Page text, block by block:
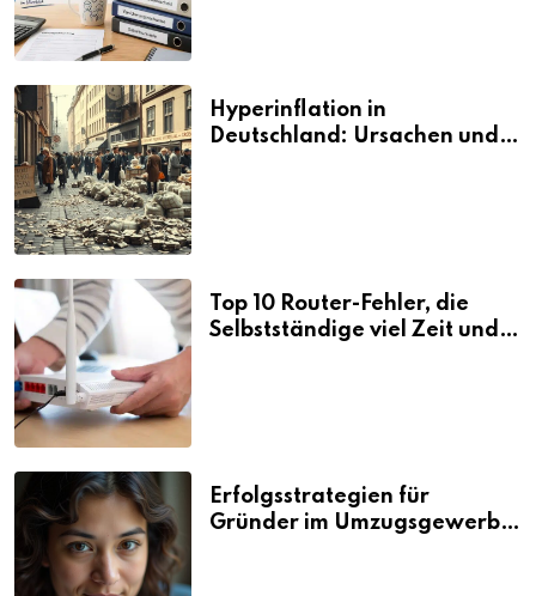
Hyperinflation in
Deutschland: Ursachen und
Top 10 Router-Fehler, die
Selbstständige viel Zeit und
Erfolgsstrategien für
Gründer im Umzugsgewerbe